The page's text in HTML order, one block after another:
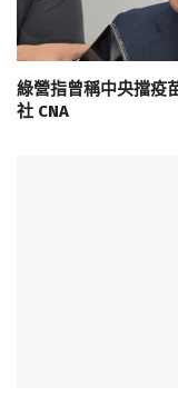
綠營指曾稱中央擋
社 CNA